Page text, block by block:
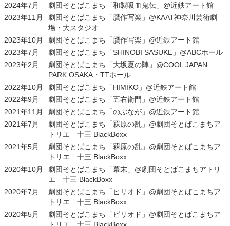
2024年7月
劇団そとばこまち「和製吸血鬼伝」@近鉄アート館
2023年11月
劇団そとばこまち「贋作写楽」@KAAT神奈川芸術劇
場・大スタジオ
2023年10月
劇団そとばこまち「贋作写楽」@近鉄アート館
2023年7月
劇団そとばこまち「SHINOBI SASUKE」@ABCホール
2023年2月
劇団そとばこまち「大坂夏の陣」@COOL JAPAN
PARK OSAKA・TTホール
2022年10月
劇団そとばこまち「HIMIKO」@近鉄アート館
2022年9月
劇団そとばこまち「五右衛門」@近鉄アート館
2021年11月
劇団そとばこまち「のぶなが」@近鉄アート館
2021年7月
劇団そとばこまち「罧原の乱」@劇団そとばこまちア
トリエ 十三 BlackBoxx
2021年5月
劇団そとばこまち「罧原の乱」@劇団そとばこまちア
トリエ 十三 BlackBoxx
2020年10月
劇団そとばこまち「幕末」@劇団そとばこまちアトリ
エ 十三 BlackBoxx
2020年7月
劇団そとばこまち「ピリオド」@劇団そとばこまちア
トリエ 十三 BlackBoxx
2020年5月
劇団そとばこまち「ピリオド」@劇団そとばこまちア